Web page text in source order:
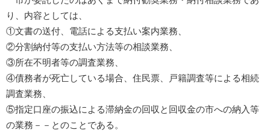
り、内容としては、
①文書の送付、電話による支払い案内業務、
②分割納付等の支払い方法等の相談業務、
③所在不明者等の調査業務、
④債務者が死亡している場合、住民票、戸籍調査等による相続
調査業務、
⑤指定口座の振込による滞納金の回収と回収金の市への納入等
の業務－－とのことである。